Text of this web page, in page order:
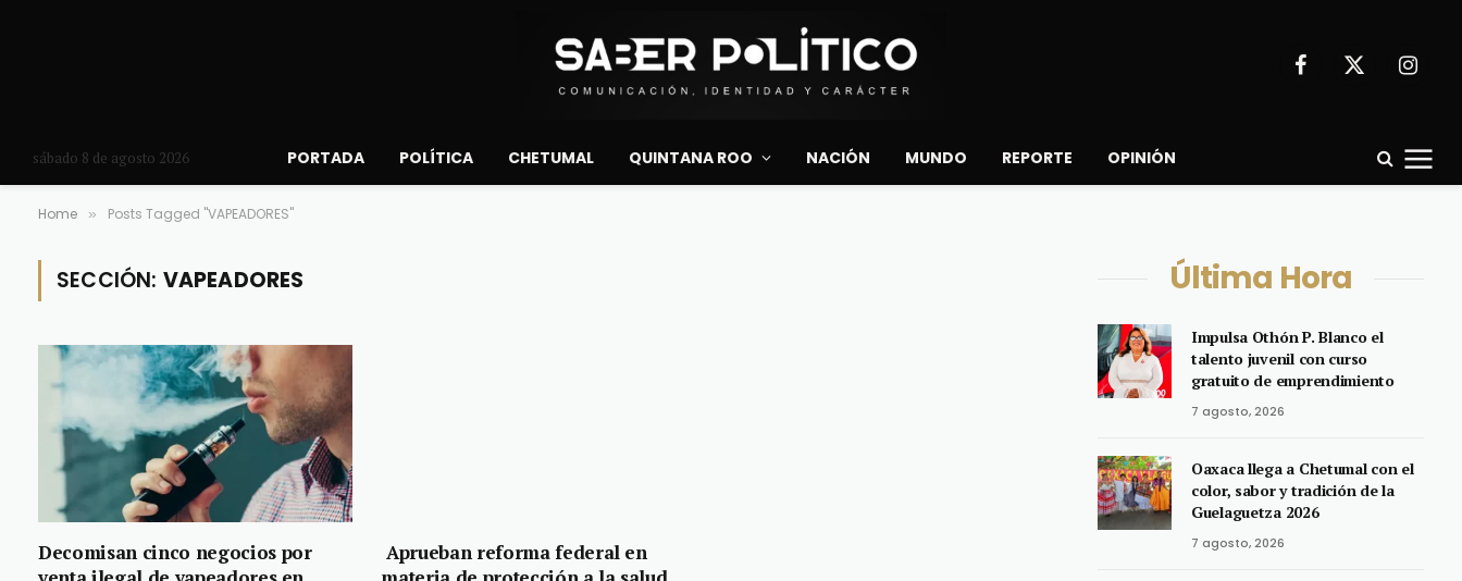
Facebook
X
sábado 8 de agosto 2026 PORTADA POLÍTICA CHETUMAL QUINTANA ROO NACIÓN MUNDO REPORTE OPINIÓN
Home » Posts Tagged "VAPEADORES"
SECCIÓN: VAPEADORES
Decomisan cinco negocios por
Aprueban reforma federal en
Última Hora
Impulsa Othón P. Blanco el
talento juvenil con curso
gratuito de emprendimiento
7 agosto, 2026
Oaxaca llega a Chetumal con el
color, sabor y tradición de la
Guelaguetza 2026
7 agosto, 2026